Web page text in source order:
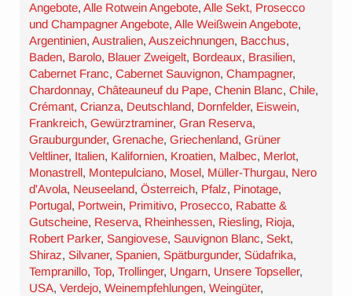
Angebote,Alle Rotwein Angebote,Alle Sekt, Prosecco
und Champagner Angebote,Alle Weißwein Angebote,
Argentinien,Australien,Auszeichnungen, Bacchus,
Baden, Barolo, Blauer Zweigelt, Bordeaux, Brasilien,
Cabernet Franc,Cabernet Sauvignon,Champagner,
Chardonnay,Châteauneuf du Pape,Chenin Blanc,Chile,
Crémant,Crianza, Deutschland, Dornfelder, Eiswein,
Frankreich,Gewürztraminer,Gran Reserva,
Grauburgunder,Grenache,Griechenland,Grüner
Veltliner, Italien, Kalifornien, Kroatien, Malbec, Merlot,
Monastrell, Montepulciano, Mosel, Müller-Thurgau, Nero
d'Avola, Neuseeland,Österreich, Pfalz, Pinotage,
Portugal, Portwein, Primitivo, Prosecco, Rabatte &
Gutscheine, Reserva, Rheinhessen, Riesling, Rioja,
Robert Parker,Sangiovese,Sauvignon Blanc,Sekt,
Shiraz,Silvaner,Spanien,Spätburgunder,Südafrika,
Tempranillo,Top,Trollinger, Ungarn, Unsere Topseller,
USA,Verdejo,Weinempfehlungen,Weingüter,